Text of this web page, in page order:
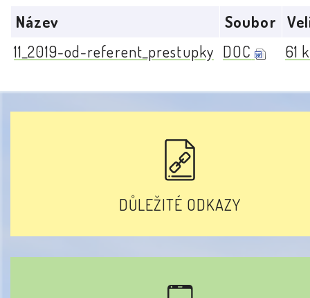
Název Soubor
11_2019-od-referent_prestupky DOC 61
DŮLEŽITÉ ODKAZY